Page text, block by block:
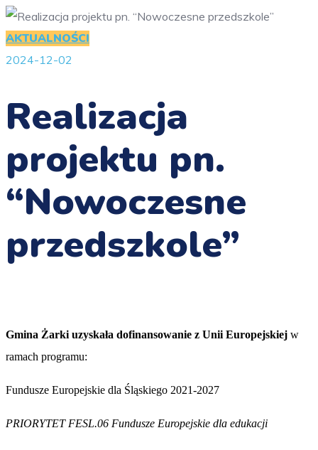
AKTUALNOŚCI
2024-12-02
Realizacja
projektu pn.
“Nowoczesne
przedszkole”
Gmina Żarki uzyskała dofinansowanie z Unii Europejskiej w
ramach programu:
Fundusze Europejskie dla Śląskiego 2021-2027
PRIORYTET FESL.06 Fundusze Europejskie dla edukacji